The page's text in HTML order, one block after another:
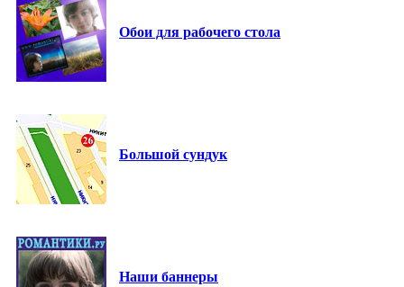
Обои для рабочего стола
Большой сундук
Наши баннеры